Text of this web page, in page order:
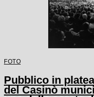
FOTO
Pubblico in
del Casinò